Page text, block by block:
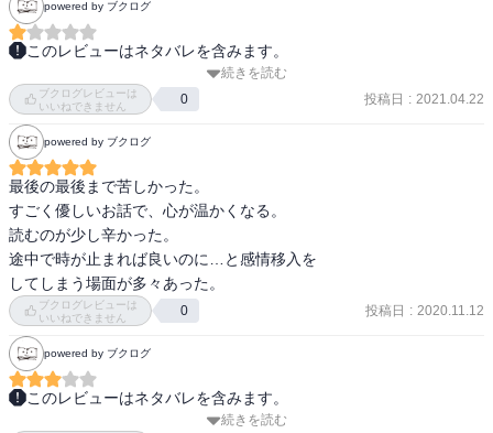
powered by ブクログ
このレビューはネタバレを含みます。
びっくりするほど薄っぺらくて、切なくて心をぎゅっと掴まれるよ
うなストーリーを想像していた身としては、涙が出るどころか紹介
文に騙された苛立ちの方が強い。
ケータイ小説か何かなのかしら？
盛り上がりもなく、最後はいきなり記憶が飛んで、出会いの挨拶と
かし始めていて、読者置いてけぼり感。
続きを読む
ブクログレビューは
いいねできません
0 投稿日 : 2021.04.22
powered by ブクログ
最後の最後まで苦しかった。
すごく優しいお話で、心が温かくなる。
読むのが少し辛かった。
途中で時が止まれば良いのに…と感情移入を
してしまう場面が多々あった。
ブクログレビューは
いいねできません
0 投稿日 : 2020.11.12
powered by ブクログ
このレビューはネタバレを含みます。
続きを読む